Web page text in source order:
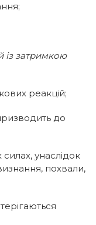
із затримкою
реакцій;
до
унаслідок
похвали,